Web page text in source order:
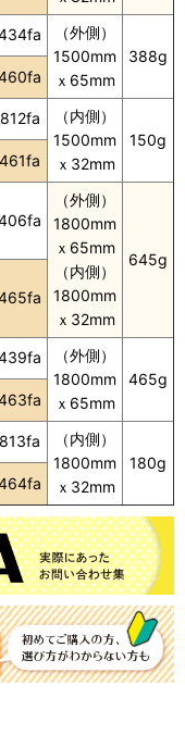
（外側）
1500mm
ｘ65mm
388g
812fa
（内側）
1500mm
ｘ32mm
150g
461fa
（外側）
1800mm
ｘ65mm
（内側）
1800mm
ｘ32mm
645g
（外側）
1800mm
ｘ65mm
465g
813fa
（内側）
1800mm
ｘ32mm
180g